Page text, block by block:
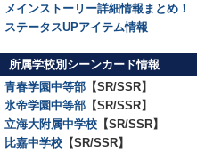
メインストーリー詳細情報まとめ！
ステータスUPアイテム情報
所属学校別シーンカード情報
青春学園中等部 【SR/SSR】
氷帝学園中等部 【SR/SSR】
立海大附属中学校 【SR/SSR】
比嘉中学校 【SR/SSR】